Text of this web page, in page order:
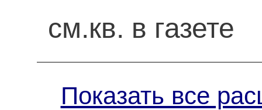
см.кв. в газете
Показать все